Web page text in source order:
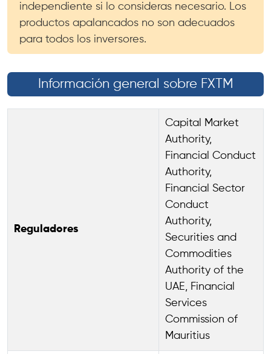
independiente si lo consideras necesario. Los
productos apalancados no son adecuados
para todos los inversores.
Información general sobre FXTM
Reguladores
Capital Market
Authority,
Financial Conduct
Authority,
Financial Sector
Conduct
Authority,
Securities and
Commodities
Authority of the
UAE, Financial
Services
Commission of
Mauritius